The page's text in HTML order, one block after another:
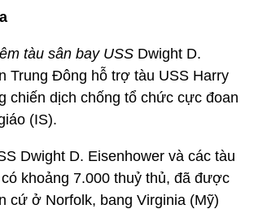
tàu sân bay USS Dwight D.
Trung Đông hỗ trợ tàu USS Harry
chiến dịch chống tổ chức cực đoan
(IS).
Dwight D. Eisenhower và các tàu
khoảng 7.000 thuỷ thủ, đã được
cứ ở Norfolk, bang Virginia (Mỹ)